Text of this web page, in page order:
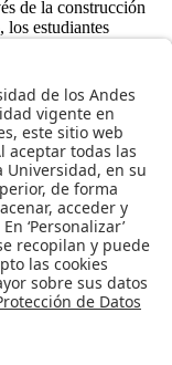
de la construcción
los estudiantes
Escritura
a leer, escribir,
y el rigor
p.m.
protegida contra los
para poder